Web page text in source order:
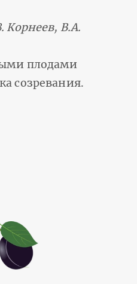
Корнеев, В.А.
плодами
созревания.